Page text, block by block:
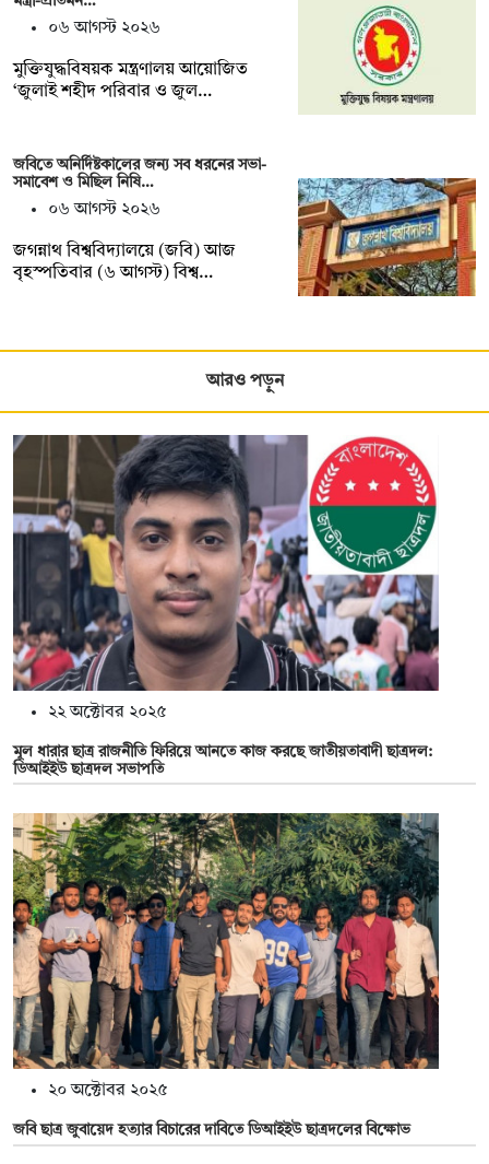
০৬ আগস্ট ২০২৬
মুক্তিযুদ্ধবিষয়ক মন্ত্রণালয় আয়োজিত
‘জুলাই শহীদ পরিবার ও জুল…
জবিতে অনির্দিষ্টকালের জন্য সব ধরনের সভা-
সমাবেশ ও মিছিল নিষি…
০৬ আগস্ট ২০২৬
জগন্নাথ বিশ্ববিদ্যালয়ে (জবি) আজ
বৃহস্পতিবার (৬ আগস্ট) বিশ্ব…
আরও পড়ুন
২২ অক্টোবর ২০২৫
মূল ধারার ছাত্র রাজনীতি ফিরিয়ে আনতে কাজ করছে জাতীয়তাবাদী ছাত্রদল:
ডিআইইউ ছাত্রদল সভাপতি
২০ অক্টোবর ২০২৫
জবি ছাত্র জুবায়েদ হত্যার বিচারের দাবিতে ডিআইইউ ছাত্রদলের বিক্ষোভ